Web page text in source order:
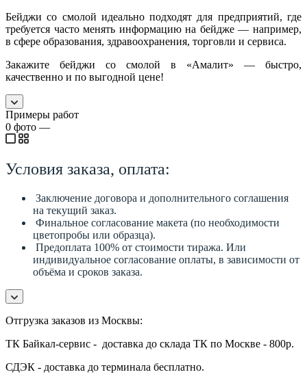
Бейджи со смолой идеально подходят для предприятий, где
требуется часто менять информацию на бейдже — например,
в сфере образования, здравоохранения, торговли и сервиса.
Закажите бейджи со смолой в «Амалит» — быстро,
качественно и по выгодной цене!
Примеры работ
0 фото —
Условия заказа, оплата:
Заключение договора и дополнительного соглашения
на текущий заказ.
Финальное согласование макета (по необходимости
цветопробы или образца).
Предоплата 100% от стоимости тиража. Или
индивидуальное согласование оплаты, в зависимости от
объёма и сроков заказа.
Отгрузка заказов из Москвы:
ТК Байкал-сервис - доставка до склада ТК по Москве - 800р.
СДЭК - доставка до терминала бесплатно.